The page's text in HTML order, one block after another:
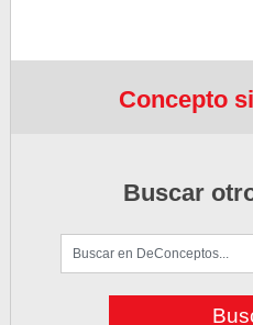
Concepto
Buscar